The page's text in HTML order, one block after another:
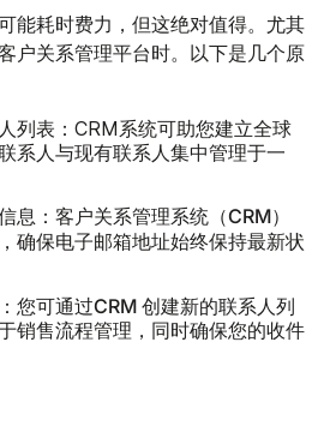
能耗时费力，但这绝对值得。尤其
户关系管理平台时。以下是几个原
列表： CRM系统可助您建立全球
系人与现有联系人集中管理于一
息：客户关系管理系统（CRM）
确保电子邮箱地址始终保持最新状
您可通过CRM 创建新的联系人列
销售流程管理，同时确保您的收件